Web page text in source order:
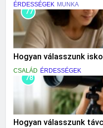
ÉRDESSÉGEK MUNKA
77
Hogyan válasszunk
CSALÁD ÉRDESSÉGEK
78
Hogyan válasszunk